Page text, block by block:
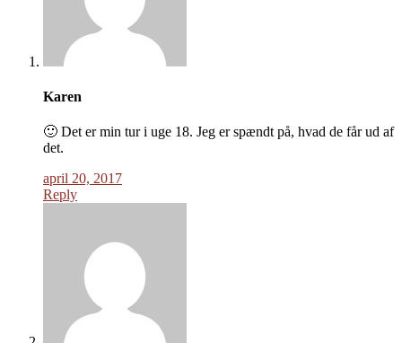
Karen
🙂 Det er min tur i uge 18. Jeg er spændt på, hvad de får ud af
det.
april 20, 2017
Reply